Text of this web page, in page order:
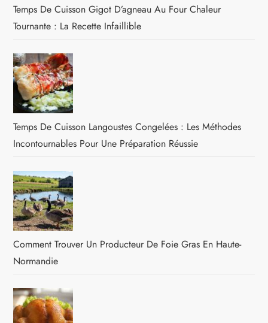
Temps De Cuisson Gigot D’agneau Au Four Chaleur
Tournante : La Recette Infaillible
Temps De Cuisson Langoustes Congelées : Les Méthodes
Incontournables Pour Une Préparation Réussie
Comment Trouver Un Producteur De Foie Gras En Haute-
Normandie